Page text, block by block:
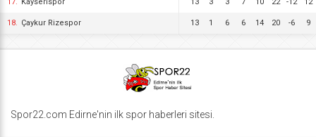
17. Kayserispor 13 3 3 7 10 22 -12 12
18. Çaykur Rizespor 13 1 6 6 14 20 -6 9
Spor22.com Edirne'nin ilk spor haberleri sitesi.